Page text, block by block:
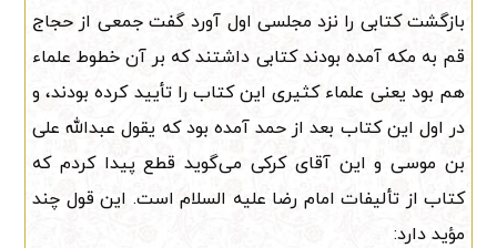
بازگشت کتابی را نزد مجلسی اول آورد گفت جمعی از حجاج
قم به مکه آمده بودند کتابی داشتند که بر آن خطوط علماء
هم بود یعنی علماء کثیری این کتاب را تأیید کرده بودند، و
در اول این کتاب بعد از حمد آمده بود که یقول عبدالله علی
بن موسی و این آقای کرکی می‌گوید قطع پیدا کردم که
کتاب از تألیفات امام رضا علیه السلام است. این قول چند
مؤید دارد: